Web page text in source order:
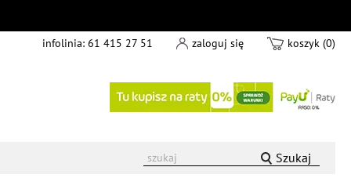
infolinia: 61 415 27 51 zaloguj się koszyk (0)
Szukaj